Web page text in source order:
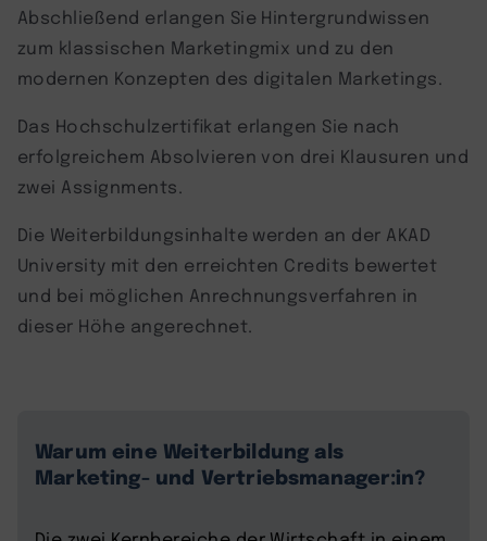
Abschließend erlangen Sie Hintergrundwissen
zum klassischen Marketingmix und zu den
modernen Konzepten des digitalen Marketings.
Das Hochschulzertifikat erlangen Sie nach
erfolgreichem Absolvieren von drei Klausuren und
zwei Assignments.
Die Weiterbildungsinhalte werden an der AKAD
University mit den erreichten Credits bewertet
und bei möglichen Anrechnungsverfahren in
dieser Höhe angerechnet.
Warum eine Weiterbildung als
Marketing- und Vertriebsmanager:in?